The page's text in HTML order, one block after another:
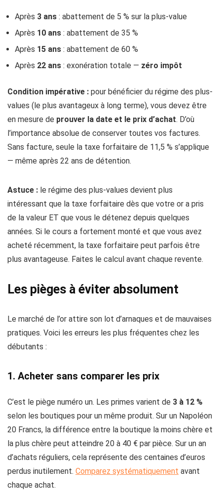
Après 3 ans : abattement de 5 % sur la plus-value
Après 10 ans : abattement de 35 %
Après 15 ans : abattement de 60 %
Après 22 ans : exonération totale — zéro impôt
Condition impérative : pour bénéficier du régime des plus-
values (le plus avantageux à long terme), vous devez être
en mesure de prouver la date et le prix d’achat. D’où
l’importance absolue de conserver toutes vos factures.
Sans facture, seule la taxe forfaitaire de 11,5 % s’applique
— même après 22 ans de détention.
Astuce : le régime des plus-values devient plus
intéressant que la taxe forfaitaire dès que votre or a pris
de la valeur ET que vous le détenez depuis quelques
années. Si le cours a fortement monté et que vous avez
acheté récemment, la taxe forfaitaire peut parfois être
plus avantageuse. Faites le calcul avant chaque revente.
Les pièges à éviter absolument
Le marché de l’or attire son lot d’arnaques et de mauvaises
pratiques. Voici les erreurs les plus fréquentes chez les
débutants :
1. Acheter sans comparer les prix
C’est le piège numéro un. Les primes varient de 3 à 12 %
selon les boutiques pour un même produit. Sur un Napoléon
20 Francs, la différence entre la boutique la moins chère et
la plus chère peut atteindre 20 à 40 € par pièce. Sur un an
d’achats réguliers, cela représente des centaines d’euros
perdus inutilement. Comparez systématiquement avant
chaque achat.